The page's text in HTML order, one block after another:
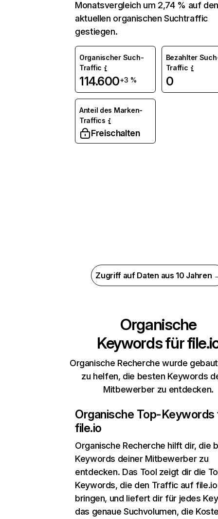
Monatsvergleich um 2,74 % auf
aktuellen organischen Suchtraffic
gestiegen.
Organischer Such-
Traffic
114.600+3 %
Bezahlter
Traffic
0
Anteil des Marken-
Traffics
Freischalten
Zugriff auf Daten aus 10 Jahren
Organische
Keywords für
Organische Recherche wurde
zu helfen, die besten Keywords
Mitbewerber zu entdecken.
Organische Top-Keywords
file.io
Organische Recherche hilft dir, die
Keywords deiner Mitbewerber zu
entdecken. Das Tool zeigt dir die
Keywords, die den Traffic auf file.io
bringen, und liefert dir für jedes
das genaue Suchvolumen, die